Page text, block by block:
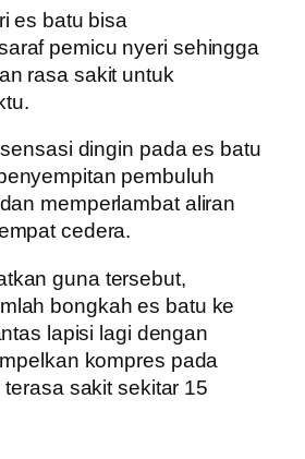
es batu bisa
pemicu nyeri sehingga
rasa sakit untuk
dingin pada es batu
pembuluh
memperlambat aliran
cedera.
guna tersebut,
bongkah es batu ke
lapisi lagi dengan
kompres pada
sakit sekitar 15